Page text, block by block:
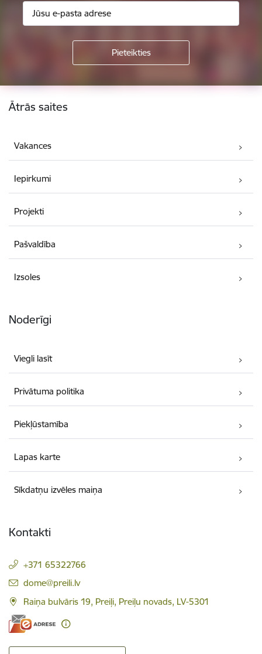
Kājene
Ātrās saites
Vakances
Iepirkumi
Projekti
Pašvaldība
Izsoles
Noderīgi
Viegli lasīt
Privātuma politika
Piekļūstamība
Lapas karte
Sīkdatņu izvēles maiņa
Kontakti
+371 65322766
E-pasts:
dome@preili.lv
Raiņa bulvāris 19, Preiļi, Preiļu novads, LV-5301